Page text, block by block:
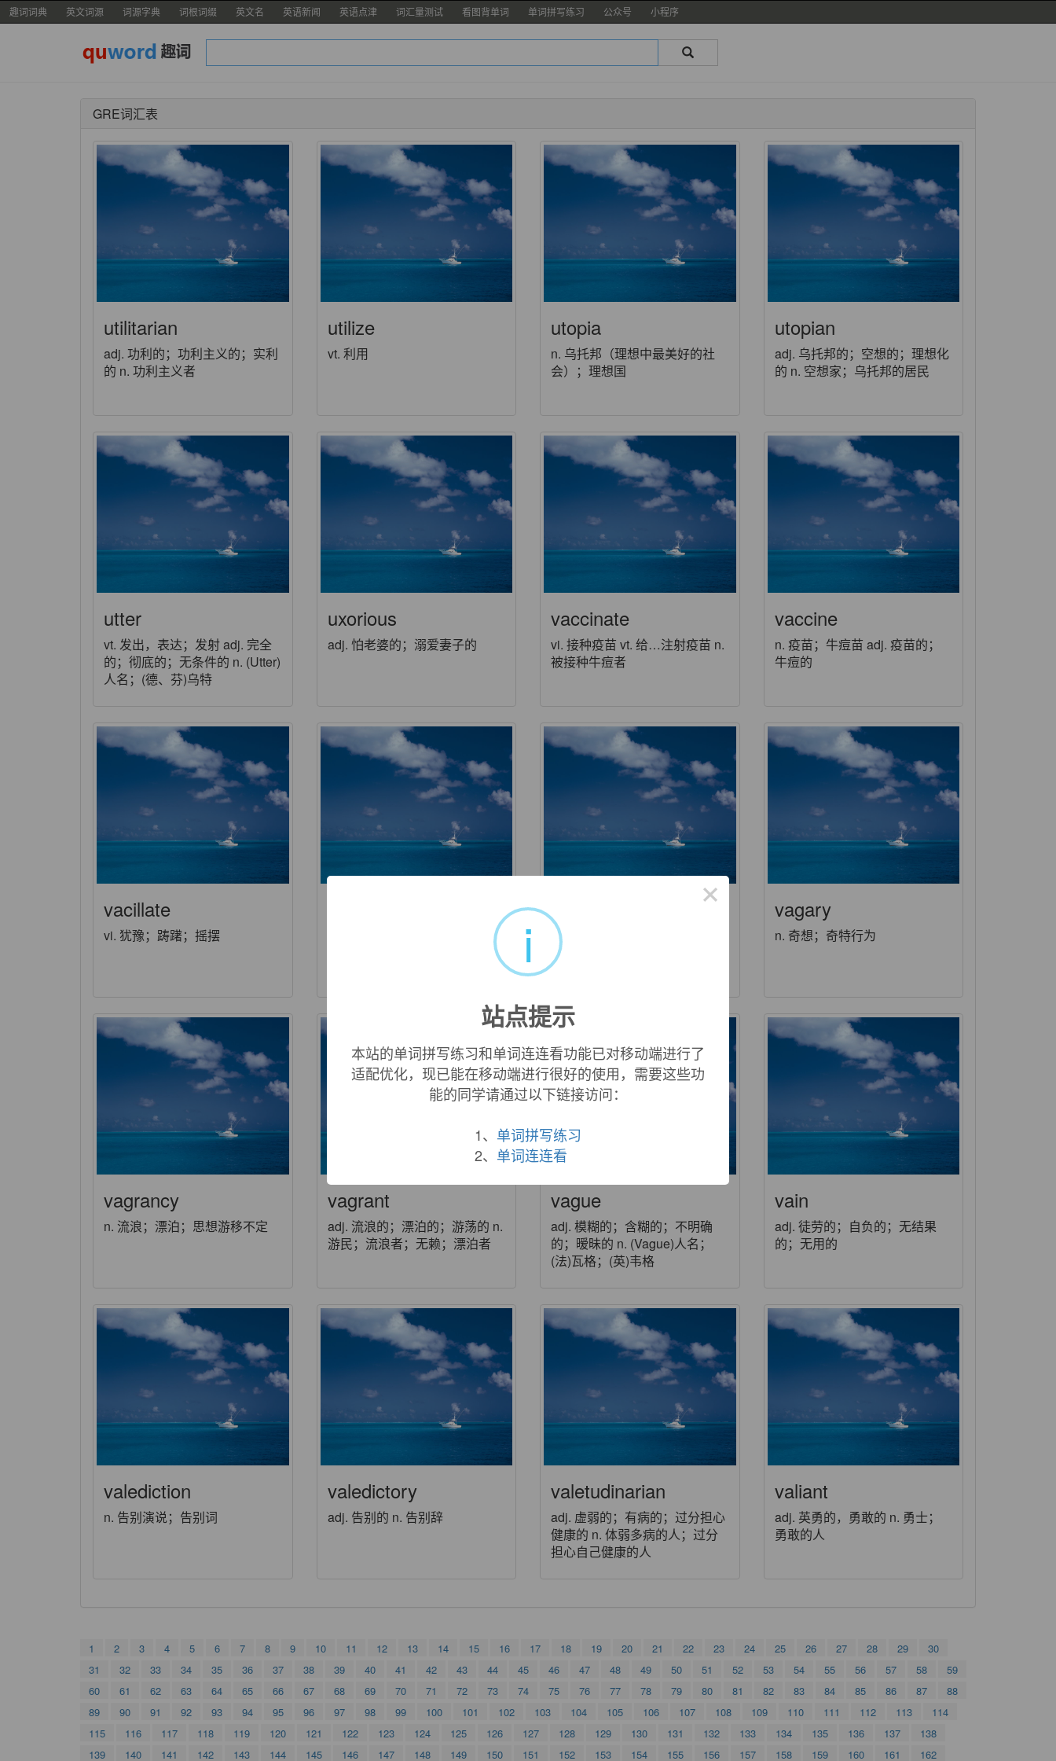
趣词词典 英文词源 词源字典 词根词缀 英文名 英语新闻 英语点津 词汇量测试 看图背单词 单词拼写练习 公众号 小程序
GRE词汇表
utilitarian
adj. 功利的；功利主义的；实利
的 n. 功利主义者
utilize
vt. 利用
utopia
n. 乌托邦（理想中最美好的社
会）；理想国
utopian
adj. 乌托邦的；空想的；理想化
的 n. 空想家；乌托邦的居民
utter
vt. 发出，表达；发射 adj. 完全
的；彻底的；无条件的 n. (Utter)
人名；(德、芬)乌特
uxorious
adj. 怕老婆的；溺爱妻子的
vaccinate
vi. 接种疫苗 vt. 给…注射疫苗 n.
被接种牛痘者
vaccine
n. 疫苗；牛痘苗 adj. 疫苗的；
牛痘的
vacillate
vi. 犹豫；踌躇；摇摆
adj. 空的；空虚的；空洞的；无
vagabond
adj. 流浪的；流浪者的；浪荡
的；漂泊的 n. 流浪者；浪子；
流氓；懒汉 vi. 到处流浪
vagary
n. 奇想；奇特行为
vagrancy
n. 流浪；漂泊；思想游移不定
vagrant
adj. 流浪的；漂泊的；游荡的 n.
游民；流浪者；无赖；漂泊者
vague
adj. 模糊的；含糊的；不明确
的；暧昧的 n. (Vague)人名；
(法)瓦格；(英)韦格
vain
adj. 徒劳的；自负的；无结果
的；无用的
valediction
n. 告别演说；告别词
valedictory
adj. 告别的 n. 告别辞
valetudinarian
adj. 虚弱的；有病的；过分担心
健康的 n. 体弱多病的人；过分
担心自己健康的人
valiant
adj. 英勇的，勇敢的 n. 勇士；
勇敢的人
1 2 3 4 5 6 7 8 9 10 11 12 13 14 15 16 17 18 19 20 21 22 23 24 25 26 27 28 29
30
31
32 33 34 35 36 37 38 39 40 41 42 43 44 45 46 47 48 49 50 51 52 53 54 55 56 57 58
59
60
61 62 63 64 65 66 67 68 69 70 71 72 73 74 75 76 77 78 79 80 81 82 83 84 85 86 87
88
89
90 91 92 93 94 95 96 97 98 99 100 101 102 103 104 105 106 107 108 109 110 111 112 113
114
115
116 117 118 119 120 121 122 123 124 125 126 127 128 129 130 131 132 133 134 135 136 137
138
139
140 141 142 143 144 145 146 147 148 149 150 151 152 153 154 155 156 157 158 159 160 161 162
×
i
站点提示
本站的单词拼写练习和单词连连看功能已对移动端进行了
适配优化，现已能在移动端进行很好的使用，需要这些功
能的同学请通过以下链接访问：
1、 单词拼写练习
2、 单词连连看